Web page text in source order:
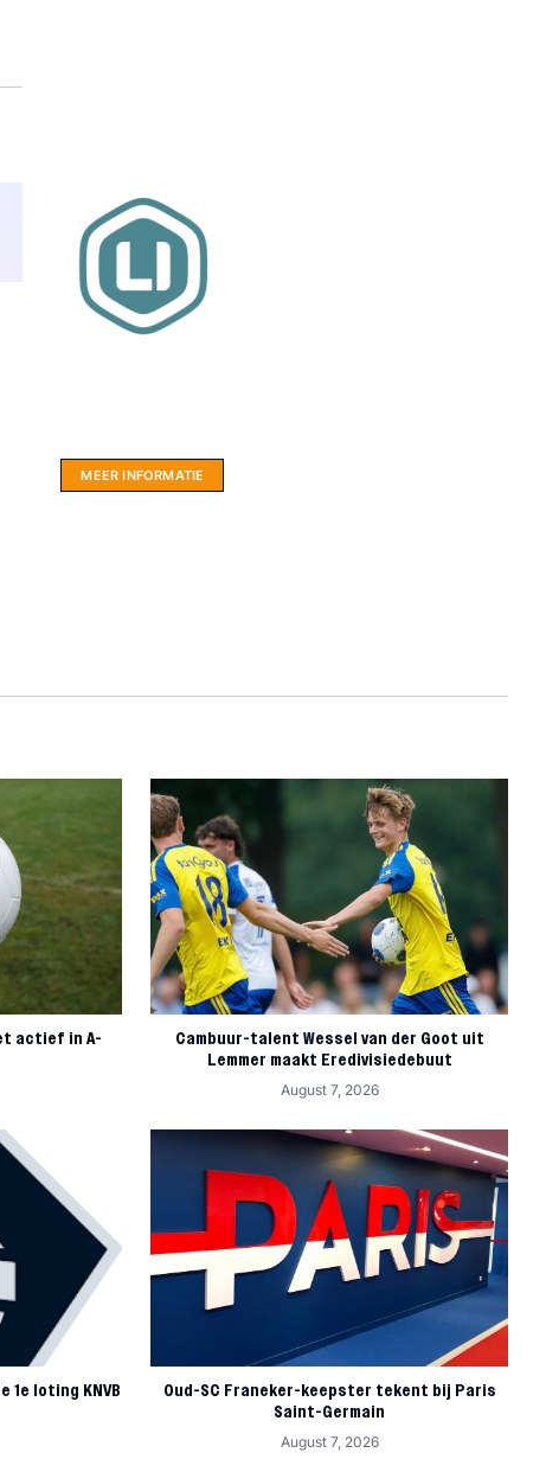
MEER INFORMATIE
actief in A-
Cambuur-talent Wessel van der Goot uit
Lemmer maakt Eredivisiedebuut
August 7, 2026
1e loting KNVB
Oud-SC Franeker-keepster tekent bij Paris
Saint-Germain
August 7, 2026